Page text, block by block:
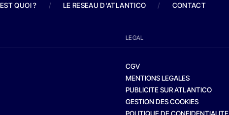
QUOI ? / LE RESEAU D'ATLANTICO / CONTACT
LEGAL
CGV
MENTIONS LEGALES
PUBLICITE SUR ATLANTICO
GESTION DES COOKIES
POLITIQUE DE CONFIDENTIALITE